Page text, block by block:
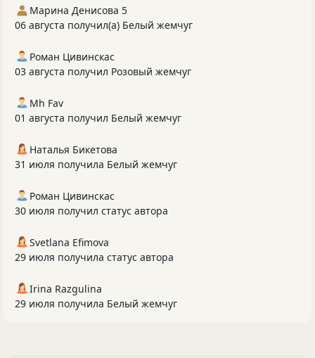
Марина Денисова 5
06 августа получил(а) Белый жемчуг
Роман Цивинскас
03 августа получил Розовый жемчуг
Mh Fav
01 августа получил Белый жемчуг
Наталья Бикетова
31 июля получила Белый жемчуг
Роман Цивинскас
30 июля получил статус автора
Svetlana Efimova
29 июля получила статус автора
Irina Razgulina
29 июля получила Белый жемчуг